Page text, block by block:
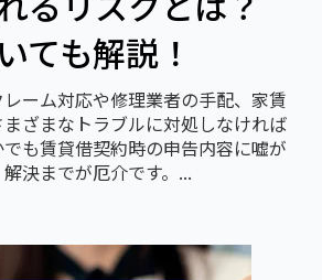
ても解説！
ーム対応や修理業者の手配、家賃
ざまなトラブルに対処しなければ
も賃貸借契約時の申告内容に嘘が
決までが厄介です。...